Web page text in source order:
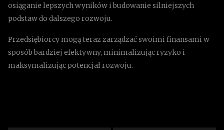
osiąganie lepszych wyników i budowanie silniejszych
podstaw do dalszego rozwoju.
Przedsiębiorcy mogą teraz zarządzać swoimi finansami w
sposób bardziej efektywny, minimalizując ryzyko i
maksymalizując potencjał rozwoju.